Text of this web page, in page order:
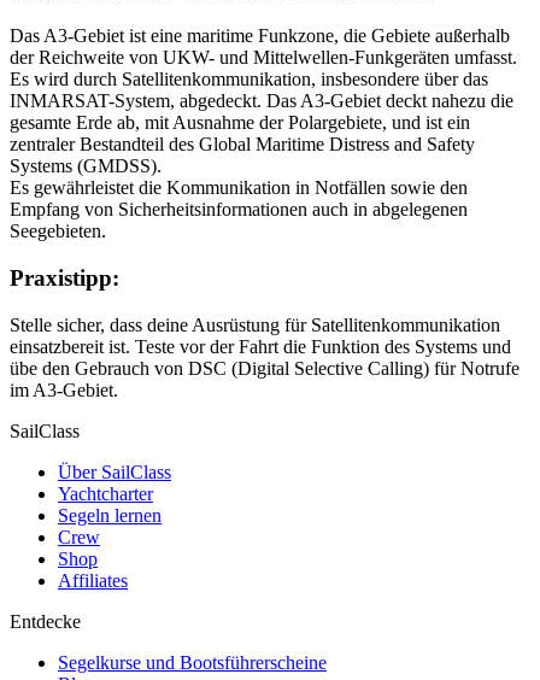
Das A3-Gebiet ist eine maritime Funkzone, die Gebiete außerhalb
der Reichweite von UKW- und Mittelwellen-Funkgeräten umfasst.
Es wird durch Satellitenkommunikation, insbesondere über das
INMARSAT-System, abgedeckt. Das A3-Gebiet deckt nahezu die
gesamte Erde ab, mit Ausnahme der Polargebiete, und ist ein
zentraler Bestandteil des Global Maritime Distress and Safety
Systems (GMDSS).
Es gewährleistet die Kommunikation in Notfällen sowie den
Empfang von Sicherheitsinformationen auch in abgelegenen
Seegebieten.
Praxistipp:
Stelle sicher, dass deine Ausrüstung für Satellitenkommunikation
einsatzbereit ist. Teste vor der Fahrt die Funktion des Systems und
übe den Gebrauch von DSC (Digital Selective Calling) für Notrufe
im A3-Gebiet.
SailClass
Über SailClass
Yachtcharter
Segeln lernen
Crew
Shop
Affiliates
Entdecke
Segelkurse und Bootsführerscheine